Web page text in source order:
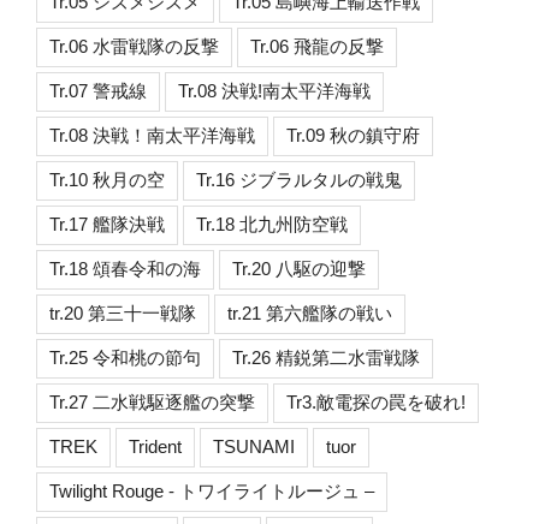
Tr.06 水雷戦隊の反撃 Tr.06 飛龍の反撃
Tr.07 警戒線 Tr.08 決戦!南太平洋海戦
Tr.08 決戦！南太平洋海戦 Tr.09 秋の鎮守府
Tr.10 秋月の空 Tr.16 ジブラルタルの戦鬼
Tr.17 艦隊決戦 Tr.18 北九州防空戦
Tr.18 頌春令和の海 Tr.20 八駆の迎撃
tr.20 第三十一戦隊 tr.21 第六艦隊の戦い
Tr.25 令和桃の節句 Tr.26 精鋭第二水雷戦隊
Tr.27 二水戦駆逐艦の突撃 Tr3.敵電探の罠を破れ!
TREK Trident TSUNAMI tuor
Twilight Rouge - トワイライトルージュ –